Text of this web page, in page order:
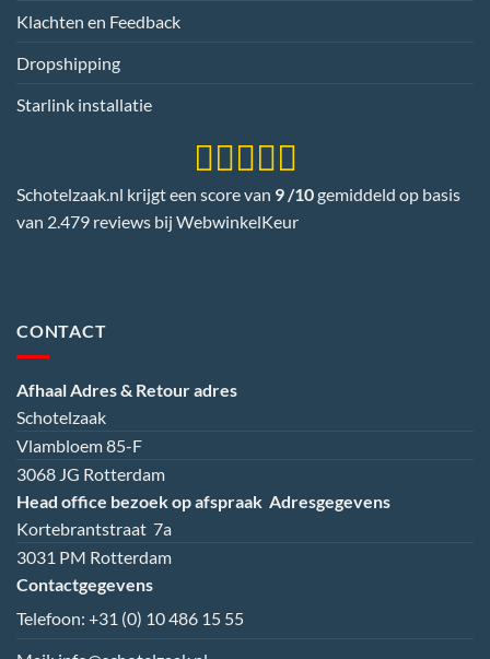
Klachten en Feedback
Dropshipping
Starlink installatie
Schotelzaak.nl krijgt een score van 9 /10gemiddeld op basis
van 2.479 reviews bij WebwinkelKeur
CONTACT
Afhaal Adres & Retour adres
Schotelzaak
Vlambloem 85-F
3068 JG Rotterdam
Head office bezoek op afspraak Adresgegevens
Kortebrantstraat 7a
3031 PM Rotterdam
Contactgegevens
Telefoon: +31 (0) 10 486 15 55